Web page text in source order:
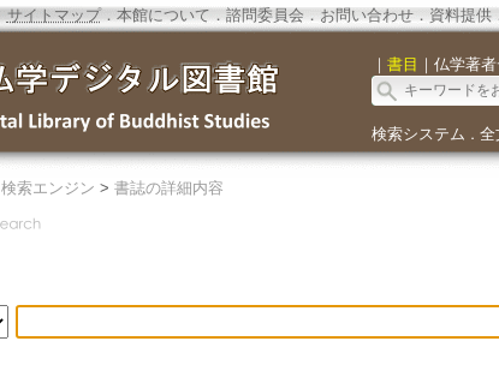
サイトマップ．本館について ． 諮問委員会． お問い合わせ． 資料提供
｜ 書目 ｜ 仏学著
検索システム ． 全
検索エンジン > 書誌の詳細内容